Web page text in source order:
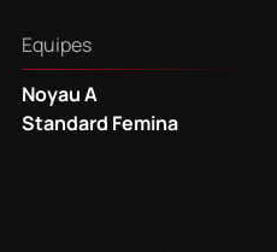
Equipes
Noyau A
Standard Femina